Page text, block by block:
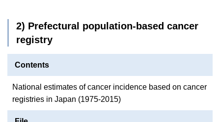
2) Prefectural population-based cancer
registry
Contents
National estimates of cancer incidence based on cancer
registries in Japan (1975-2015)